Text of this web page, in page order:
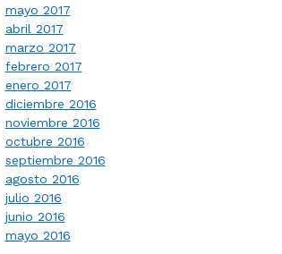
mayo 2017
abril 2017
marzo 2017
febrero 2017
enero 2017
diciembre 2016
noviembre 2016
octubre 2016
septiembre 2016
agosto 2016
julio 2016
junio 2016
mayo 2016